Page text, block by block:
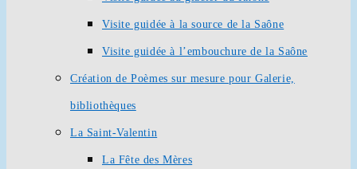
Visite guidée à la source de la Saône
Visite guidée à l’embouchure de la Saône
Création de Poèmes sur mesure pour Galerie,
bibliothèques
La Saint-Valentin
La Fête des Mères